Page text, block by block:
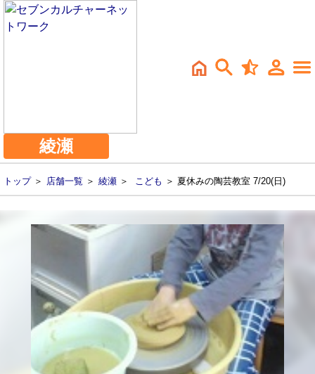
綾瀬
トップ＞ 店舗一覧 ＞ 綾瀬 ＞ こども ＞ 夏休みの陶芸教室 7/20(日)